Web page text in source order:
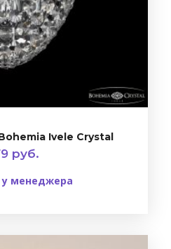
Ivele Crystal
руб.
у менеджера